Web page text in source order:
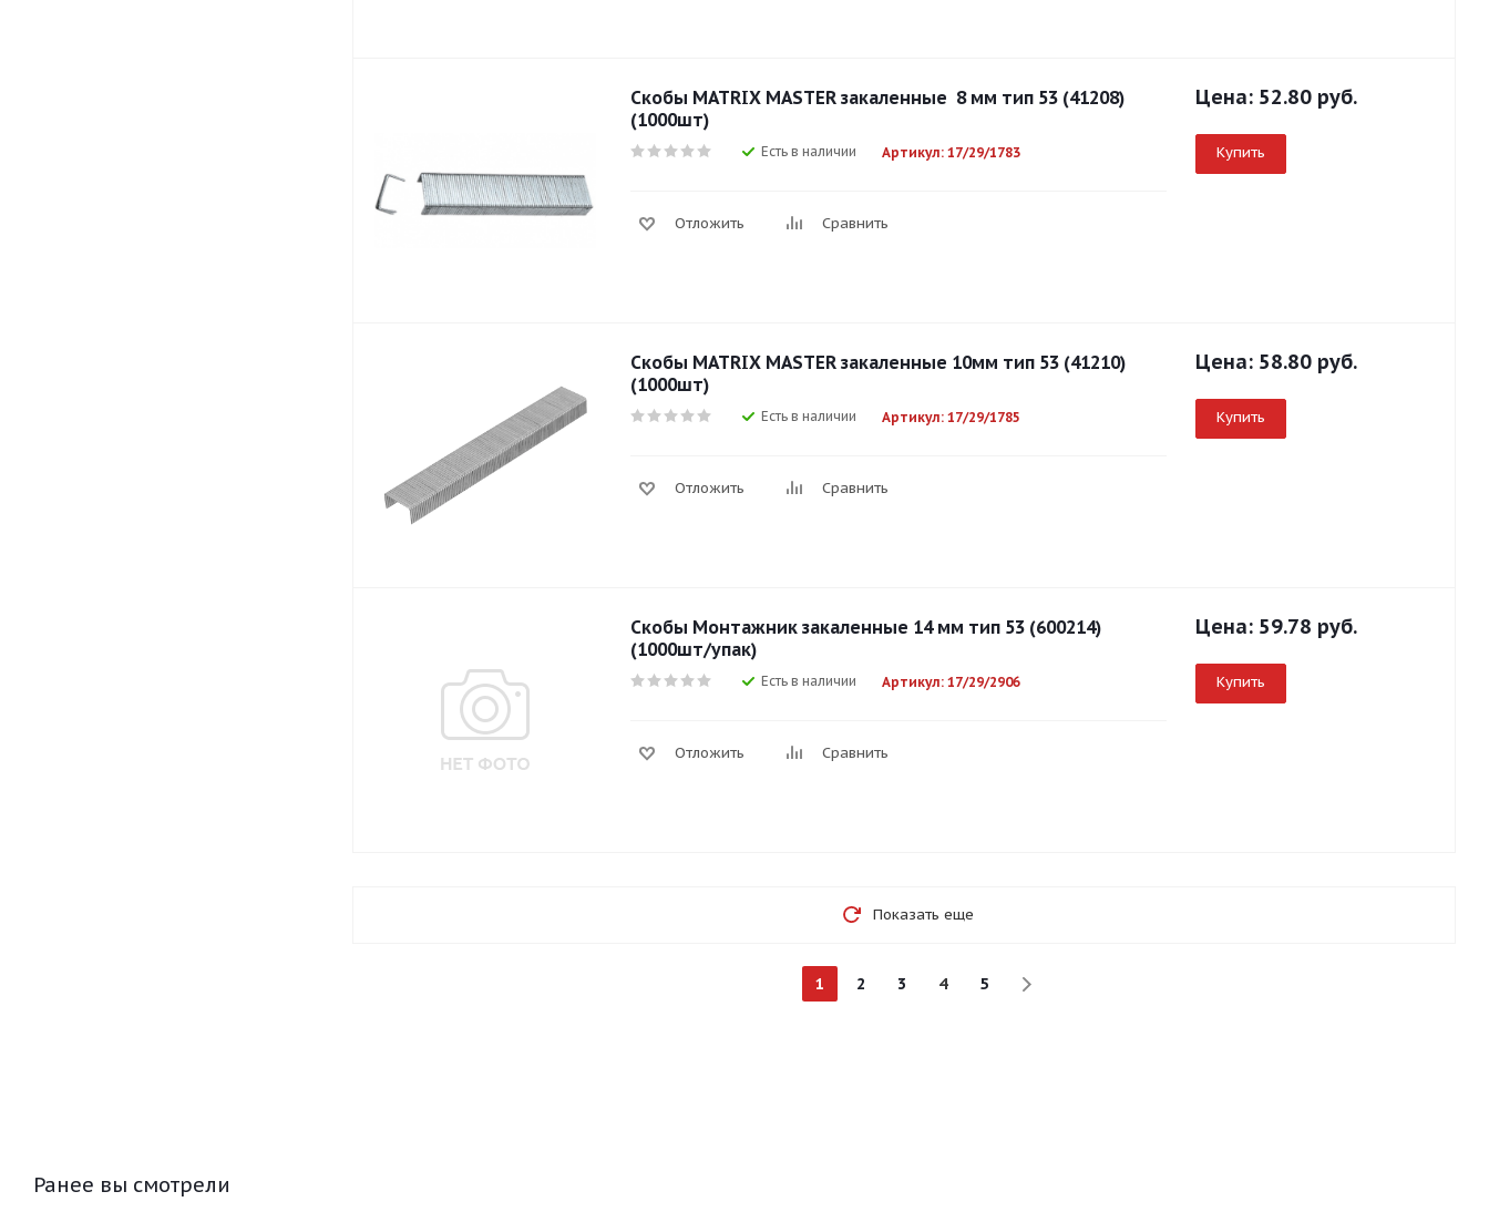
Скобы MATRIX MASTER закаленные 8 мм тип 53 (41208)
(1000шт)
Есть в наличии Артикул: 17/29/1783
Отложить Сравнить
Цена: 52.80 руб.
Купить
Скобы MATRIX MASTER закаленные 10мм тип 53 (41210)
(1000шт)
Есть в наличии Артикул: 17/29/1785
Отложить Сравнить
Цена: 58.80 руб.
Купить
Скобы Mонтажник закаленные 14 мм тип 53 (600214)
(1000шт/упак)
Есть в наличии Артикул: 17/29/2906
Отложить Сравнить
Цена: 59.78 руб.
Купить
Показать еще
1 2 3 4 5
Ранее вы смотрели